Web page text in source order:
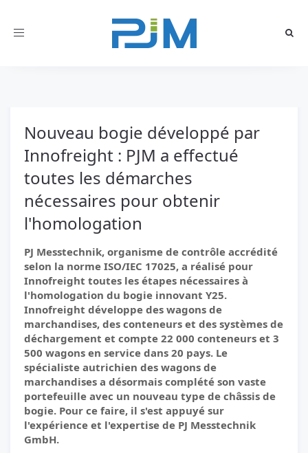
Toggle
Nouveau bogie développé par
Innofreight : PJM a effectué
toutes les démarches
nécessaires pour obtenir
l'homologation
PJ Messtechnik, organisme de contrôle accrédité
selon la norme ISO/IEC 17025, a réalisé pour
Innofreight toutes les étapes nécessaires à
l'homologation du bogie innovant Y25.
Innofreight développe des wagons de
marchandises, des conteneurs et des systèmes de
déchargement et compte 22 000 conteneurs et 3
500 wagons en service dans 20 pays. Le
spécialiste autrichien des wagons de
marchandises a désormais complété son vaste
portefeuille avec un nouveau type de châssis de
bogie. Pour ce faire, il s'est appuyé sur
l'expérience et l'expertise de PJ Messtechnik
GmbH.